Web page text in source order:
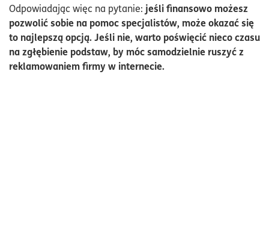
Odpowiadając więc na pytanie: jeśli finansowo możesz
pozwolić sobie na pomoc specjalistów, może okazać się
to najlepszą opcją. Jeśli nie, warto poświęcić nieco czasu
na zgłębienie podstaw, by móc samodzielnie ruszyć z
reklamowaniem firmy w internecie.